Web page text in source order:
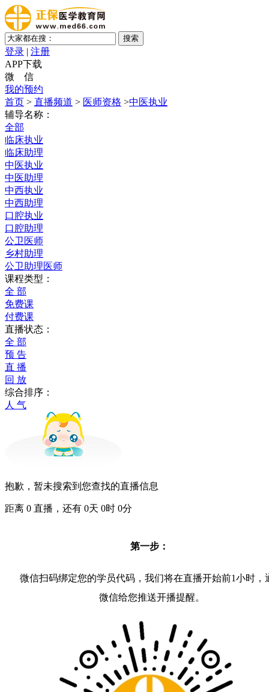
登录 | 注册
APP下载
微 信
我的预约
首页 > 直播频道 > 医师资格 >中医执业
辅导名称：
全部
临床执业
临床助理
中医执业
中医助理
中西执业
中西助理
口腔执业
口腔助理
公卫医师
乡村助理
公卫助理医师
课程类型：
全 部
免费课
付费课
直播状态：
全 部
预 告
直 播
回 放
综合排序：
人 气
抱歉，暂未搜索到您查找的直播信息
距离 0 直播，还有 0天 0时 0分
第一步：
微信扫码绑定您的学员代码，我们将在直播开始前1小时，
微信给您推送开播提醒。